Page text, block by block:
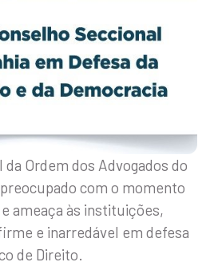
da Ordem dos Advogados do
com o momento
ameaça às instituições,
e inarredável em defesa
de Direito.